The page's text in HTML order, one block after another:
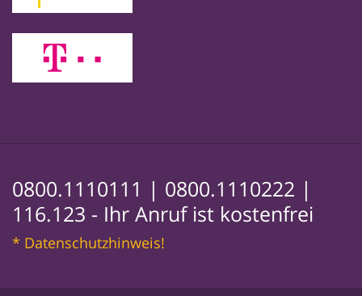
0800.1110111 | 0800.1110222 |
116.123 - Ihr Anruf ist kostenfrei
* Datenschutzhinweis!